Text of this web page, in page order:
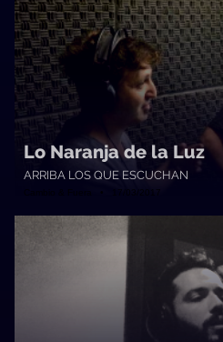
Lo Naranja de la Luz
ARRIBA LOS QUE ESCUCHAN
Cambio & Fuera • 17/03/2017